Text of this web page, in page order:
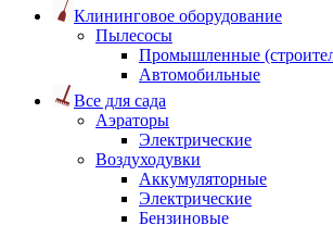
Клининговое оборудование
Пылесосы
Промышленные
Автомобильные
Все для сада
Аэраторы
Электрические
Воздуходувки
Аккумуляторные
Электрические
Бензиновые